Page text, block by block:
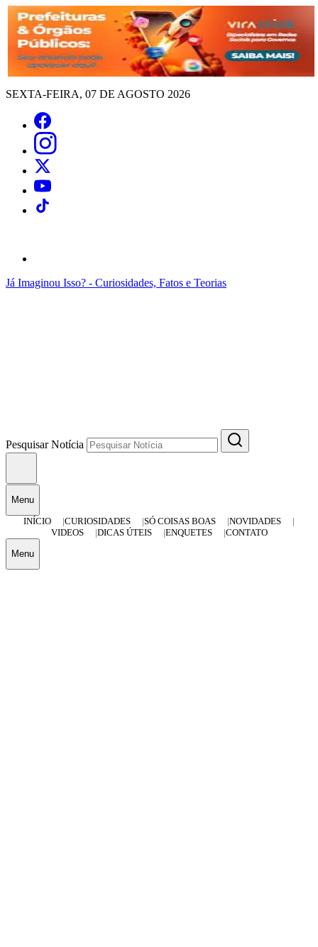
SEXTA-FEIRA, 07 DE AGOSTO 2026
Já Imaginou Isso? - Curiosidades, Fatos e Teorias
Pesquisar Notícia
Menu
INÍCIO
CURIOSIDADES SÓ COISAS BOAS
NOVIDADES
VIDEOS
DICAS ÚTEIS ENQUETES CONTATO
Menu